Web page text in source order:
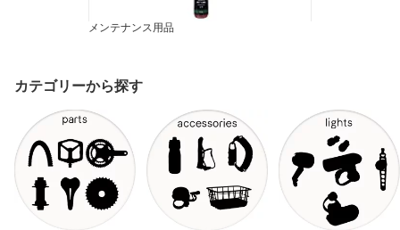
メンテナンス用品
カテゴリーから探す